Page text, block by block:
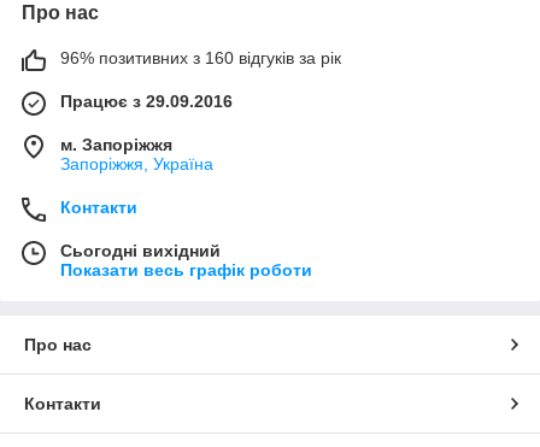
Про нас
96% позитивних з 160 відгуків за рік
Працює з 29.09.2016
м. Запоріжжя
Запоріжжя, Україна
Контакти
Сьогодні вихідний
Показати весь графік роботи
Про нас
Контакти